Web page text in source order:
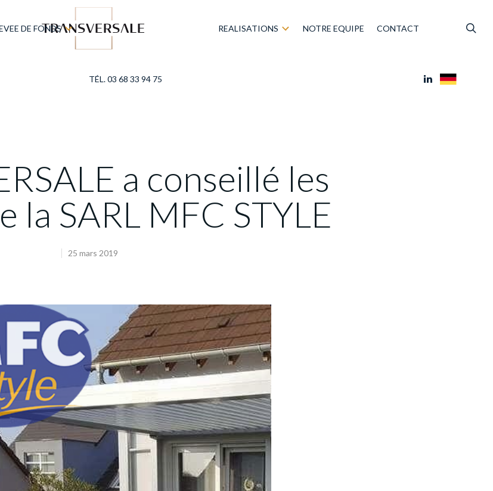
DE FONDS REALISATIONS NOTRE EQUIPE CONTACT
TÉL. 03 68 33 94 75
a conseillé les
la SARL MFC STYLE
25 mars 2019